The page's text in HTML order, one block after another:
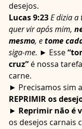
desejos.
Lucas 9:23E dizia a
quer vir após mim,
mesmo, e tome
siga-me. ► Esse
cruz” é nossa
carne.
► Precisamos sim
REPRIMIR os
► Reprimir não é
os desejos carnais